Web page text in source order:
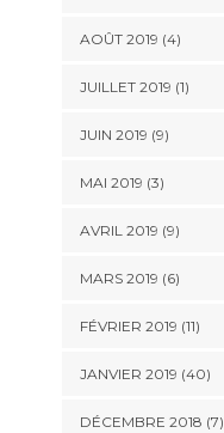
AOÛT 2019 (4)
JUILLET 2019 (1)
JUIN 2019 (9)
MAI 2019 (3)
AVRIL 2019 (9)
MARS 2019 (6)
FÉVRIER 2019 (11)
JANVIER 2019 (40)
DÉCEMBRE 2018 (7)